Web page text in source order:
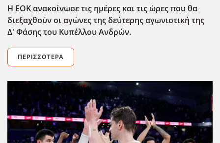
Η ΕΟΚ ανακοίνωσε τις ημέρες και τις ώρες που θα
διεξαχθούν οι αγώνες της δεύτερης αγωνιστική της
Δ' Φάσης του Κυπέλλου Ανδρών.
ΠΕΡΙΣΣΌΤΕΡΑ